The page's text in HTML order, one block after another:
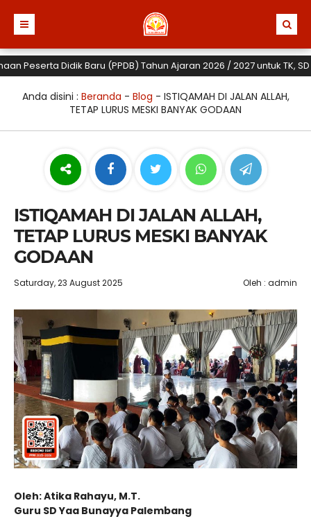
Didik Baru (PPDB) Tahun Ajaran 2026 / 2027 untuk TK, SD
Anda disini : Beranda - Blog - ISTIQAMAH DI JALAN ALLAH,
TETAP LURUS MESKI BANYAK GODAAN
ISTIQAMAH DI JALAN ALLAH,
TETAP LURUS MESKI BANYAK
GODAAN
Saturday, 23 August 2025 Oleh : admin
Oleh: Atika Rahayu, M.T.
Guru SD Yaa Bunayya Palembang